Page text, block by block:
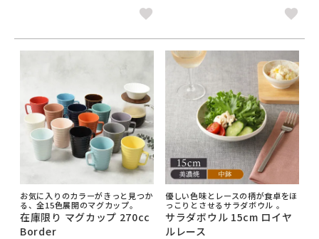
お気に入りのカラーがきっと見つか
る、全15色展開のマグカップ。
在庫限り マグカップ 270cc
Border
優しい色味とレースの柄が食卓をほ
っこりとさせるサラダボウル 。
サラダボウル 15cm ロイヤ
ルレース